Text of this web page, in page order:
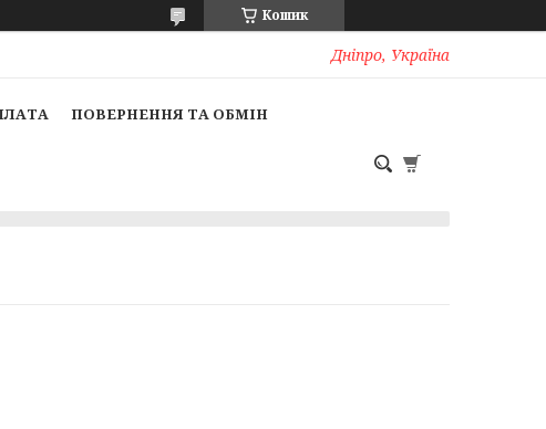
Кошик
Дніпро, Україна
ПОВЕРНЕННЯ ТА ОБМІН